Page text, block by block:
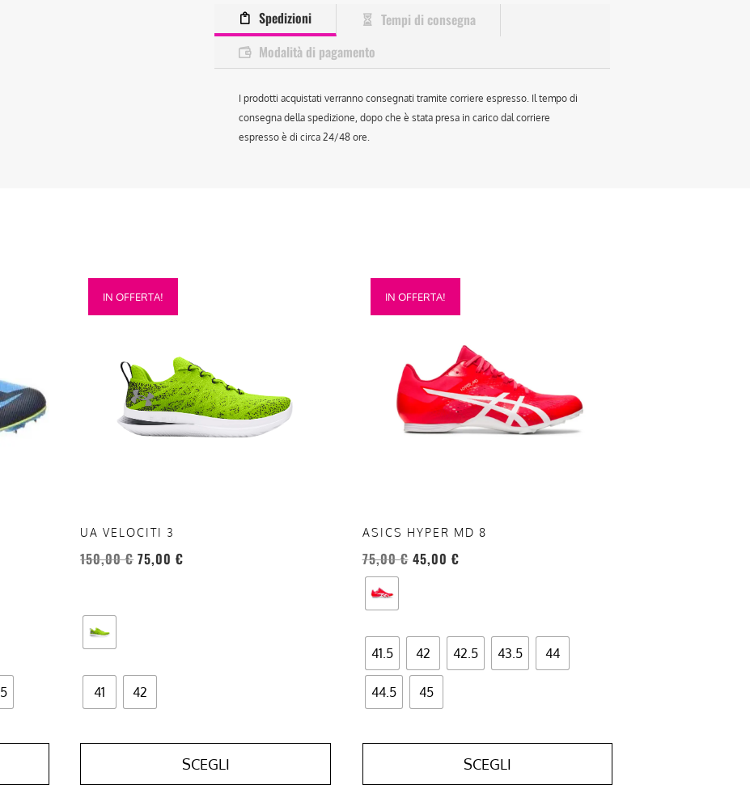
Spedizioni
Tempi di consegna
Modalità di pagamento
I prodotti acquistati verranno consegnati tramite corriere espresso. Il tempo di
consegna della spedizione, dopo che è stata presa in carico dal corriere
espresso è di circa 24/48 ore.
IN OFFERTA!
UA VELOCITI 3
150,00€ 75,00€
41 42
SCEGLI
Questo
prodotto
varianti.
possono
del
prodotto
IN OFFERTA!
ASICS HYPER MD 8
75,00€ 45,00 €
41.5 42 42.5 43.5 44
44.5 45
SCEGLI
Questo
prodotto
varianti.
opzioni
possono
del
prodotto